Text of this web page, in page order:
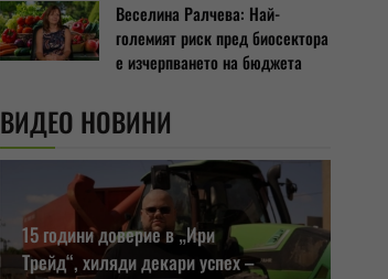
Веселина Ралчева: Най-
големият риск пред биосектора
е изчерпването на бюджета
ВИДЕО НОВИНИ
15 години доверие в „Ири
Трейд“, хиляди декари успех –